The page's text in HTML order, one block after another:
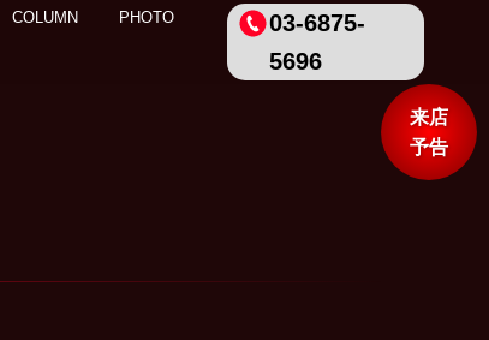
COLUMN
PHOTO
03-6875-
5696
来店
予告